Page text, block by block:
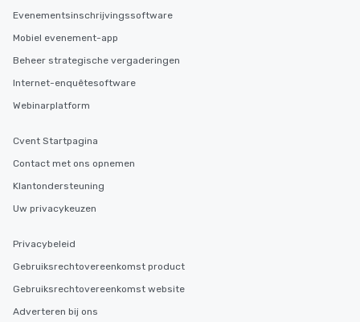
Evenementsinschrijvingssoftware
Mobiel evenement-app
Beheer strategische vergaderingen
Internet-enquêtesoftware
Webinarplatform
Cvent Startpagina
Contact met ons opnemen
Klantondersteuning
Uw privacykeuzen
Privacybeleid
Gebruiksrechtovereenkomst product
Gebruiksrechtovereenkomst website
Adverteren bij ons